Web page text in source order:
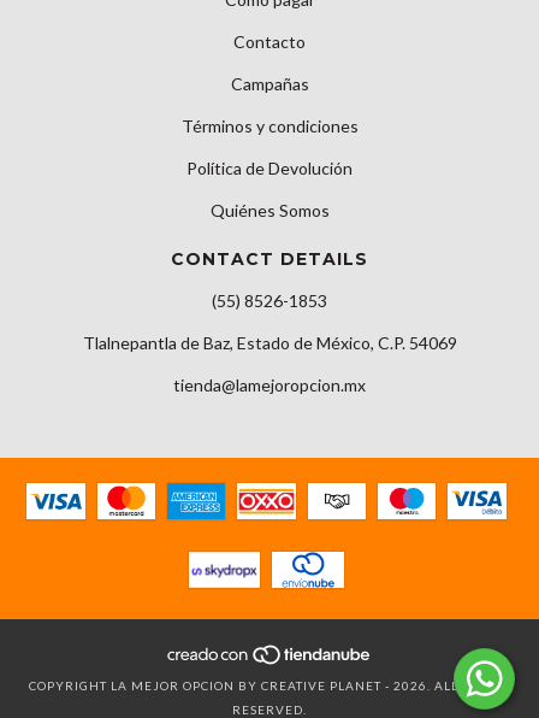
Contacto
Campañas
Términos y condiciones
Política de Devolución
Quiénes Somos
CONTACT DETAILS
(55) 8526-1853
Tlalnepantla de Baz, Estado de México, C.P. 54069
tienda@lamejoropcion.mx
COPYRIGHT LA MEJOR OPCION BY CREATIVE PLANET - 2026. ALL RIGHTS
RESERVED.